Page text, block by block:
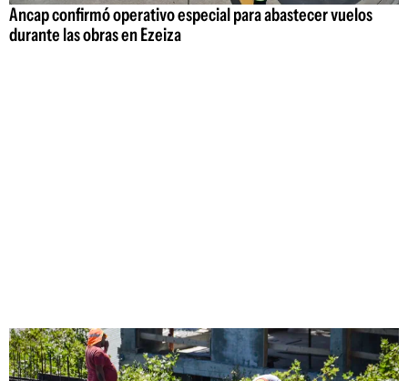
Ancap confirmó operativo especial para abastecer vuelos
durante las obras en Ezeiza